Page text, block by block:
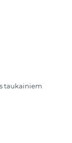
taukainiem